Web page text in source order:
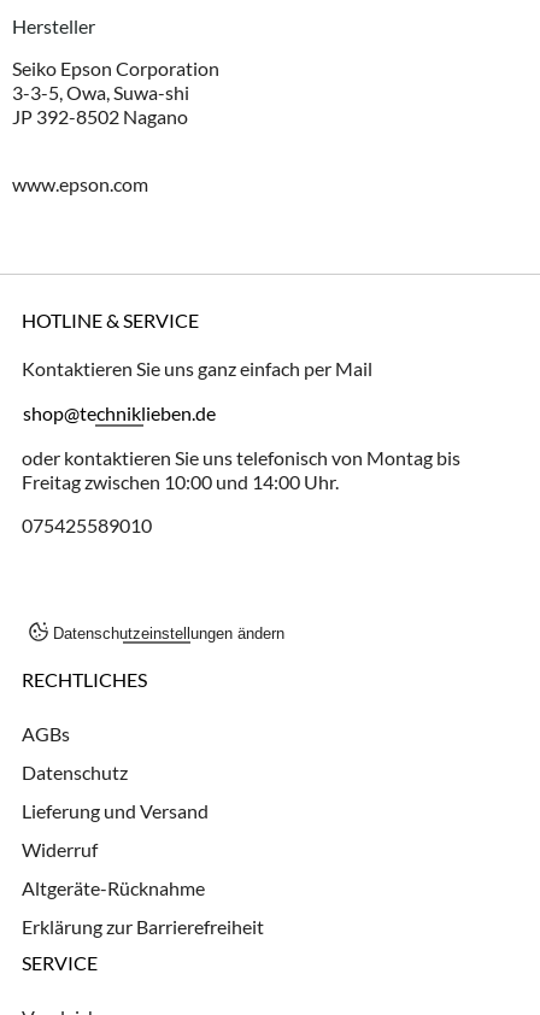
Hersteller
Seiko Epson Corporation
3-3-5, Owa, Suwa-shi
JP 392-8502 Nagano
www.epson.com
HOTLINE & SERVICE
Kontaktieren Sie uns ganz einfach per Mail
shop@techniklieben.de
oder kontaktieren Sie uns telefonisch von Montag bis
Freitag zwischen 10:00 und 14:00 Uhr.
075425589010
Datenschutzeinstellungen ändern
RECHTLICHES
AGBs
Datenschutz
Lieferung und Versand
Widerruf
Altgeräte-Rücknahme
Erklärung zur Barrierefreiheit
SERVICE